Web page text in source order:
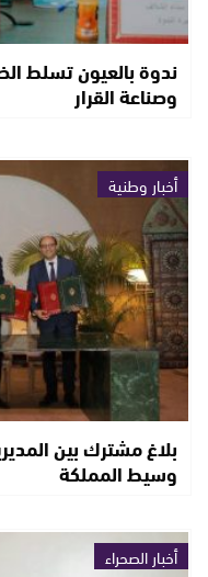
ندوة بالعيون تسلط
وصناعة القرار
أخبار وطنية
بلاغ مشترك بين
وسيط المملكة
أخبار الصحراء